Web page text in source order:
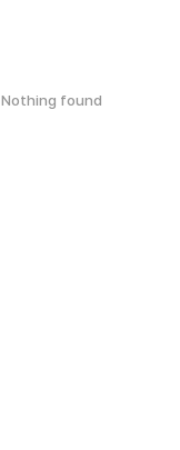
Nothing found